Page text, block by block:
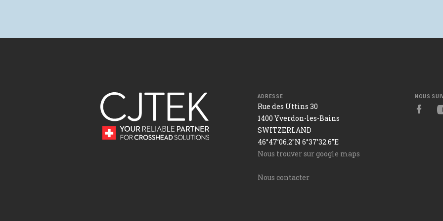
ADRESSE
Rue des Uttins 30
1400 Yverdon-les-Bains
SWITZERLAND
46°47’06.2"N 6°37’32.6"E
Nous trouver sur google maps
Nous contacter
NOUS